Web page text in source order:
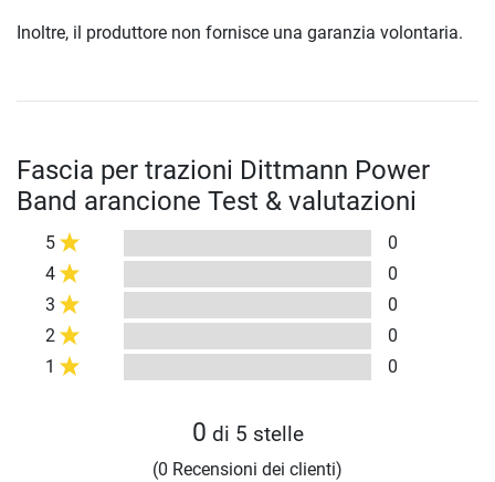
Inoltre, il produttore non fornisce una garanzia volontaria.
Fascia per trazioni Dittmann Power
Band arancione Test & valutazioni
5
0
4
0
3
0
2
0
1
0
0 di 5 stelle
(0 Recensioni dei clienti)